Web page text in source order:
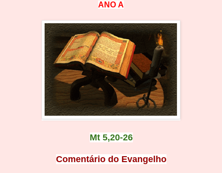
A NO A
Mt 5,20-26
Comentário do Evangelho